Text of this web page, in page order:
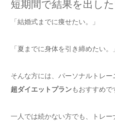
短期間で結果を出し
「結婚式までに痩せたい。」
「夏までに身体を引き締めたい。」
そんな方には、パーソナルトレ
超ダイエットプランもおすすめで
一人では続かない方でも、トレ